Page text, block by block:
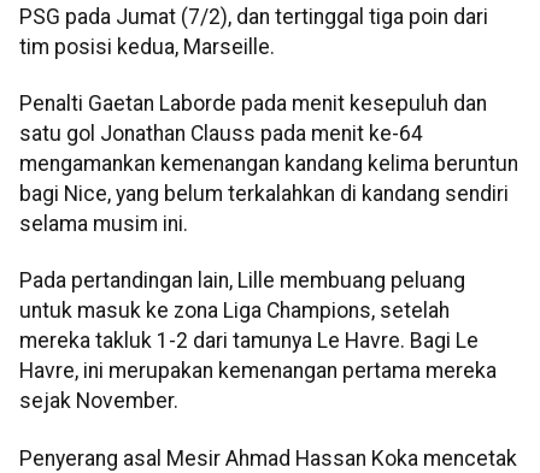
PSG pada Jumat (7/2), dan tertinggal tiga poin dari
tim posisi kedua, Marseille.
Penalti Gaetan Laborde pada menit kesepuluh dan
satu gol Jonathan Clauss pada menit ke-64
mengamankan kemenangan kandang kelima beruntun
bagi Nice, yang belum terkalahkan di kandang sendiri
selama musim ini.
Pada pertandingan lain, Lille membuang peluang
untuk masuk ke zona Liga Champions, setelah
mereka takluk 1-2 dari tamunya Le Havre. Bagi Le
Havre, ini merupakan kemenangan pertama mereka
sejak November.
Penyerang asal Mesir Ahmad Hassan Koka mencetak